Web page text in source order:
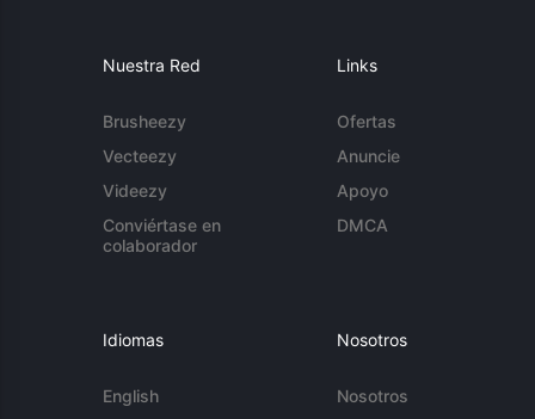
Nuestra Red
Brusheezy
Vecteezy
Videezy
Conviértase en
colaborador
Links
Ofertas
Anuncie
Apoyo
DMCA
Idiomas
English
Nosotros
Nosotros